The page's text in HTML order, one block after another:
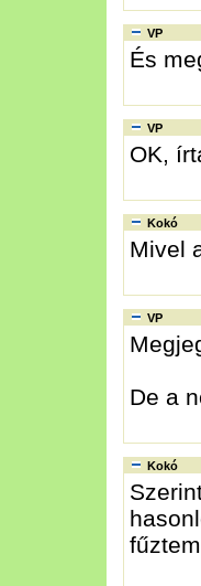
VP
És
VP
OK,
Kokó
Mivel
VP
De a
Kokó